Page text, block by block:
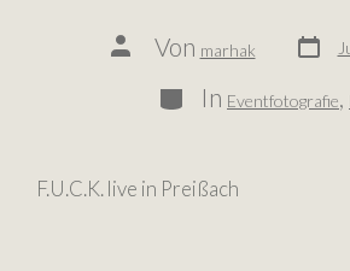
Von marhak
In Eventfotografie
F.U.C.K. live in Preißach